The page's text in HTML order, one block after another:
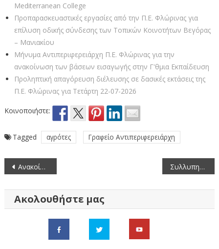
Mediterranean College
Προπαρασκευαστικές εργασίες από την Π.Ε. Φλώρινας για
επίλυση οδικής σύνδεσης των Τοπικών Κοινοτήτων Βεγόρας
– Μανιακίου
Μήνυμα Αντιπεριφερειάρχη Π.Ε. Φλώρινας για την
ανακοίνωση των βάσεων εισαγωγής στην Γ'θμια Εκπαίδευση
Προληπτική απαγόρευση διέλευσης σε δασικές εκτάσεις της
Π.Ε. Φλώρινας για Τετάρτη 22-07-2026
Κοινοποιήστε:
Tagged αγρότες Γραφείο Αντιπεριφερειάρχη
Πλοήγηση
Ανακοίνωση ανάρτησης προνομιακών αγροτεμαχίων, νέων δρόμων και έργων για τον αναδασμό της Κοινότητας Μαρίνας Συλλυπητήριο Μήνυμα Αντιπεριφερειάρχη Φλώρινας για εκδημία Γεώργιου Στεργίου
Ακολουθήστε μας